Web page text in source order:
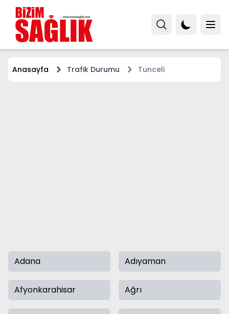
Anasayfa Trafik Durumu Tunceli
Adana Adıyaman
Afyonkarahisar Ağrı